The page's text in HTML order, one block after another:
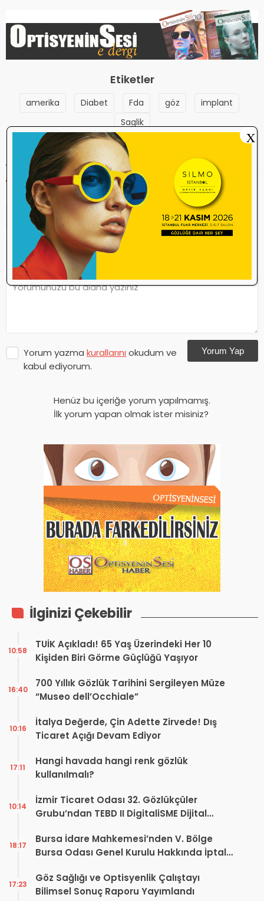
Etiketler
amerika Diabet Fda göz
implant
Saglik
YORUM YAP
Yorum yazma kurallarını okudum ve
kabul ediyorum.
Yorum Yap
Henüz bu içeriğe yorum yapılmamış.
İlk yorum yapan olmak ister misiniz?
İlginizi Çekebilir
TUİK Açıkladı! 65 Yaş Üzerindeki Her 10
Kişiden Biri Görme Güçlüğü Yaşıyor
10:58
700 Yıllık Gözlük Tarihini Sergileyen Müze
“Museo dell’Occhiale”
16:40
İtalya Değerde, Çin Adette Zirvede! Dış
Ticaret Açığı Devam Ediyor
10:16
Hangi havada hangi renk gözlük
kullanılmalı?
17:11
İzmir Ticaret Odası 32. Gözlükçüler
Grubu’ndan TEBD II DigitaliSME Dijital
10:14
Bursa İdare Mahkemesi’nden V. Bölge
Bursa Odası Genel Kurulu Hakkında İptal
18:17
Göz Sağlığı ve Optisyenlik Çalıştayı
Bilimsel Sonuç Raporu Yayımlandı
17:23
X